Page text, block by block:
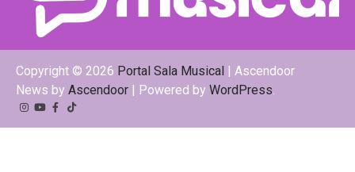
Copyright © 2026 Portal Sala Musical
| Ascendoor
News by Ascendoor | Powered by WordPress.
Instagram
YouTube
Facebook
Tiktok